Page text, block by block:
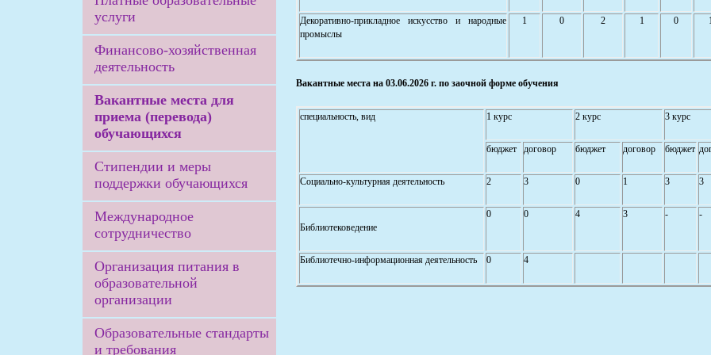
услуги
Финансово-хозяйственная
деятельность
Вакантные места для
приема (перевода)
обучающихся
Стипендии и меры
поддержки обучающихся
Международное
сотрудничество
Организация питания в
образовательной
организации
Образовательные стандарты
и требования
Декоративно-прикладное искусство и народные
промыслы
1 0 2 1 0
Вакантные места на 03.06.2026 г. по заочной форме обучения
специальность, вид 1 курс 2 курс 3 курс
бюджет договор бюджет договор бюджет
Социально-культурная деятельность 2 3 0 1 3 3
Библиотековедение
0 0 4 3 - -
Библиотечно-информационная деятельность 0 4